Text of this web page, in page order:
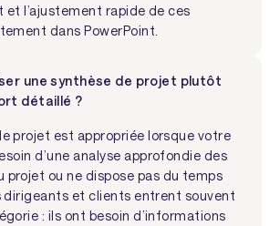
et l’ajustement rapide de ces
dans PowerPoint.
une synthèse de projet plutôt
détaillé ?
projet est appropriée lorsque votre
d’une analyse approfondie des
projet ou ne dispose pas du temps
dirigeants et clients entrent souvent
: ils ont besoin d’informations